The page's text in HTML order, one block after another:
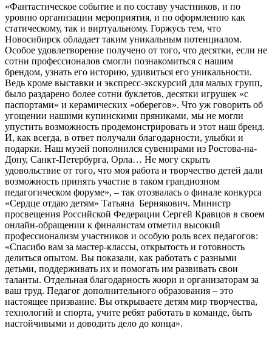
«Фантастическое событие и по составу участников, и по
уровню организации мероприятия, и по оформлению как
статическому, так и виртуальному. Горжусь тем, что
Новосибирск обладает таким уникальным потенциалом.
Особое удовлетворение получено от того, что десятки, если не
сотни профессионалов смогли познакомиться с нашим
брендом, узнать его историю, удивиться его уникальности.
Ведь кроме выставки и экспресс-экскурсий для малых групп,
было раздарено более сотни буклетов, десятки игрушек «с
паспортами» и керамических «оберегов». Что уж говорить об
угощении нашими купинскими пряниками, мы не могли
упустить возможность продемонстрировать и этот наш бренд.
И, как всегда, в ответ получали благодарности, улыбки и
подарки. Наш музей пополнился сувенирами из Ростова-на-
Дону, Санкт-Петербурга, Орла… Не могу скрыть
удовольствие от того, что моя работа и творчество детей дали
возможность принять участие в таком грандиозном
педагогическом форуме», – так отозвалась о финале конкурса
«Сердце отдаю детям» Татьяна Бернякович. Министр
просвещения Российской Федерации Сергей Кравцов в своем
онлайн-обращении к финалистам отметил высокий
профессионализм участников и особую роль всех педагогов:
«Спасибо вам за мастер-классы, открытость и готовность
делиться опытом. Вы показали, как работать с разными
детьми, поддерживать их и помогать им развивать свои
таланты. Отдельная благодарность жюри и организаторам за
ваш труд. Педагог дополнительного образования – это
настоящее призвание. Вы открываете детям мир творчества,
технологий и спорта, учите ребят работать в команде, быть
настойчивыми и доводить дело до конца».